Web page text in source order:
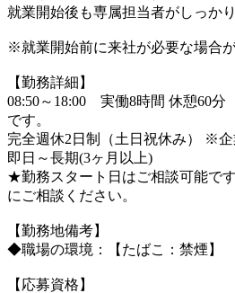
就業開始後も専属担当者がしっか
※就業開始前に来社が必要な場合
【勤務詳細】
08:50～18:00 実働8時間 休憩60
です。
完全週休2日制（土日祝休み） ※
即日～長期(3ヶ月以上)
★勤務スタート日はご相談可能で
にご相談ください。
【勤務地備考】
◆職場の環境：【たばこ：禁煙】
【応募資格】